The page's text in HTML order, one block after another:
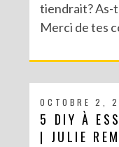
tiendrait? As-
Merci de tes
OCTOBRE 2,
5 DIY À
| JULIE